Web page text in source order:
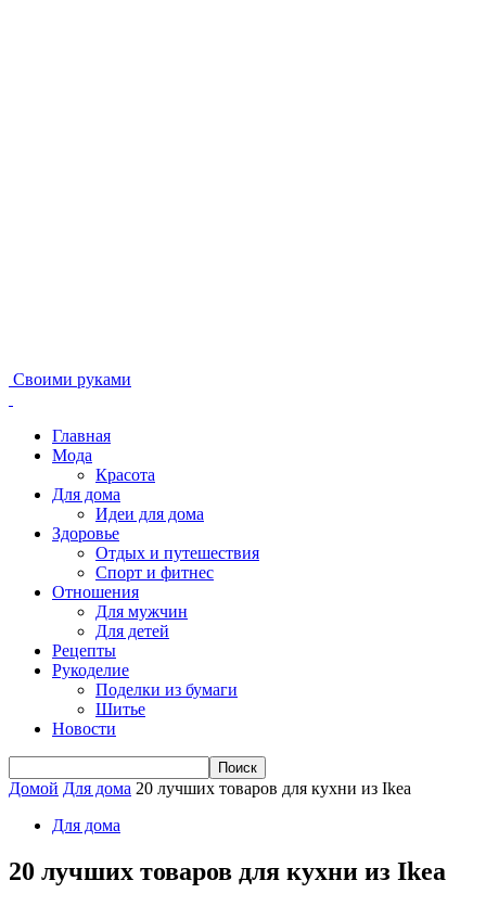
Своими руками
Главная
Мода
Красота
Для дома
Идеи для дома
Здоровье
Отдых и путешествия
Спорт и фитнес
Отношения
Для мужчин
Для детей
Рецепты
Рукоделие
Поделки из бумаги
Шитье
Новости
Домой Для дома 20 лучших товаров для кухни из Ikea
Для дома
20 лучших товаров для кухни из Ikea